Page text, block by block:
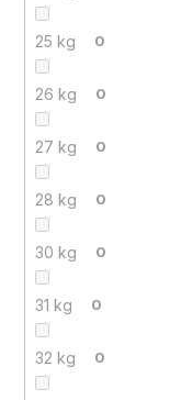
25 kg 0
26 kg 0
27 kg 0
28 kg 0
30 kg 0
31 kg 0
32 kg 0